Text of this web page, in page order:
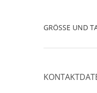
GRÖSSE UND